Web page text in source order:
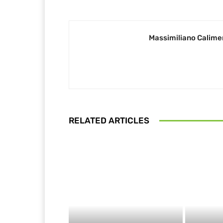
Massimiliano
RELATED ARTICLES